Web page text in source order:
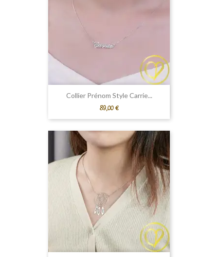
Collier Prénom Style Carrie...
Prix
89,00 €